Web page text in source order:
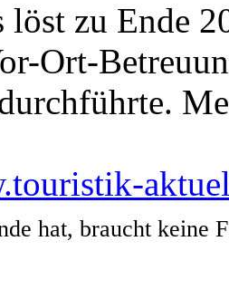
zu Ende
Ort-
hat, braucht keine